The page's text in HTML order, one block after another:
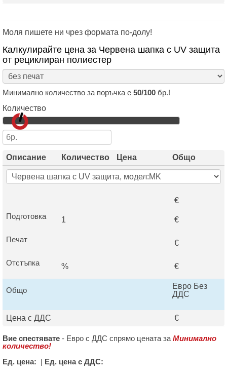
Моля пишете ни чрез формата по-долу!
Калкулирайте цена за Червена шапка с UV защита
от рециклиран полиестер
Минимално количество за поръчка е 50/100 бр.!
Количество
Описание Количество Цена Общо
€
Подготовка
1 €
Печат €
Отстъпка % €
Общо
Евро Без
ДДС
Цена с ДДС €
Вие спестявате - Евро с ДДС спрямо цената за Минимално
количество!
Ед. цена: | Ед. цена с ДДС: